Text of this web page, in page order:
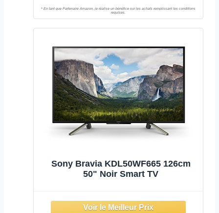
Sony Bravia KDL50WF665 126cm
50" Noir Smart TV